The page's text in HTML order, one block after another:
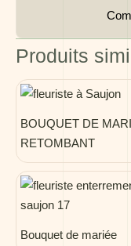
Produits
BOUQUET DE
RETOMBANT
Bouquet de mariée